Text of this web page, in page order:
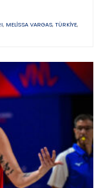
, MELISSA VARGAS, TÜRKIYE,